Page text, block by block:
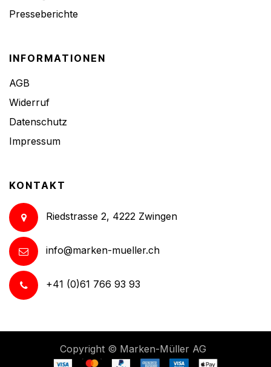
Presseberichte
INFORMATIONEN
AGB
Widerruf
Datenschutz
Impressum
KONTAKT
Riedstrasse 2, 4222 Zwingen
info@marken-mueller.ch
+41 (0)61 766 93 93
Copyright © Marken-Müller AG